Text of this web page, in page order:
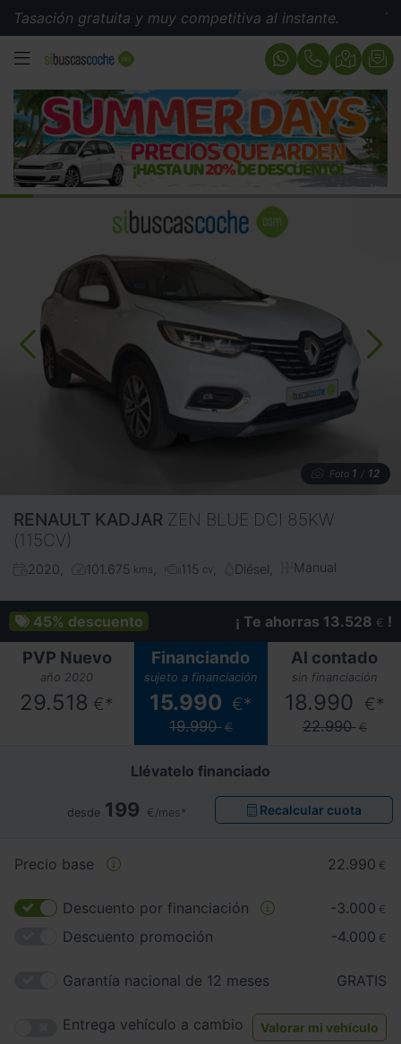
gratuita y muy competitiva al instante.
MENÚ
Foto 1 / 12
RENAULT KADJAR ZEN BLUE DCI 85KW
(115CV)
2020 101.675 kms 115 cv Diésel Manual
45% descuento ¡ Te ahorras 13.528 € !
PVP Nuevo
año 2020
29.518 €*
Financiando
sujeto a financiación
15.990 €*
19.990 €
Al contado
sin financiación
18.990 €*
22.990 €
Llévatelo financiado
desde 199 €/mes* Recalcular cuota
Precio base 22.990 €
Descuento por financiación -3.000 €
Descuento promoción -4.000 €
Garantía nacional de 12 meses GRATIS
Entrega vehículo a cambio Valorar mi vehículo